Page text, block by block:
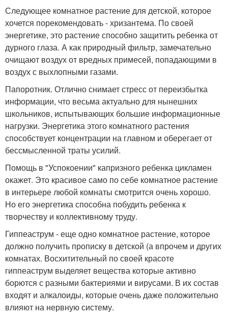
Следующее комнатное растение для детской, которое
хочется порекомендовать - хризантема. По своей
энергетике, это растение способно защитить ребенка от
дурного глаза. А как природный фильтр, замечательно
очищают воздух от вредных примесей, попадающими в
воздух с выхлопными газами.
Папоротник. Отлично снимает стресс от переизбытка
информации, что весьма актуально для нынешних
школьников, испытывающих большие информационные
нагрузки. Энергетика этого комнатного растения
способствует концентрации на главном и оберегает от
бессмысленной траты усилий.
Помощь в "Успокоении" капризного ребенка цикламен
окажет. Это красивое само по себе комнатное растение
в интерьере любой комнаты смотрится очень хорошо.
Но его энергетика способна побудить ребенка к
творчеству и коллективному труду.
Гиппеаструм - еще одно комнатное растение, которое
должно получить прописку в детской (а впрочем и других
комнатах. Восхитительный по своей красоте
гиппеаструм выделяет вещества которые активно
борются с разными бактериями и вирусами. В их состав
входят и алкалоиды, которые очень даже положительно
влияют на нервную систему.